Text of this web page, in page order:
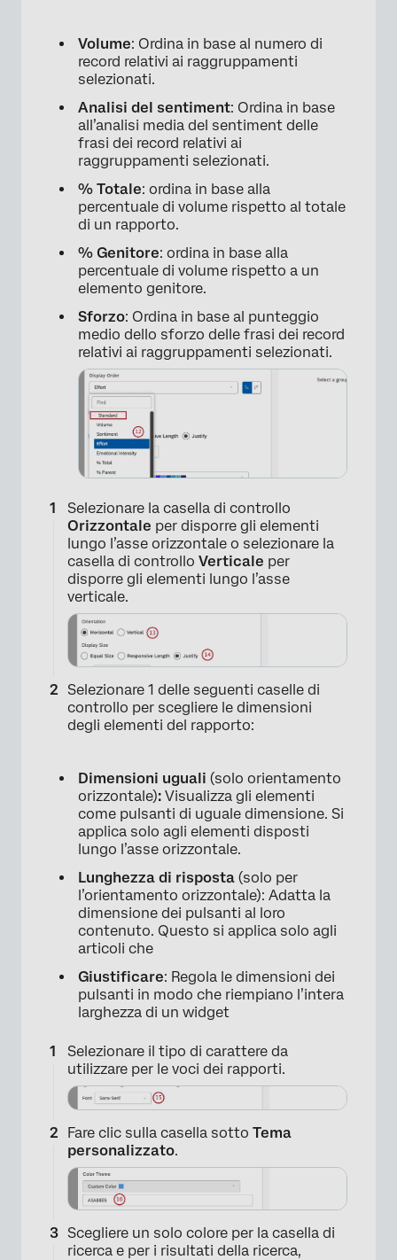
×
Volume: Ordina in base al numero di
record relativi ai raggruppamenti
selezionati.
Analisi del sentiment: Ordina in base
all’analisi media del sentiment delle
frasi dei record relativi ai
raggruppamenti selezionati.
% Totale: ordina in base alla
percentuale di volume rispetto al totale
di un rapporto.
% Genitore: ordina in base alla
percentuale di volume rispetto a un
elemento genitore.
Sforzo: Ordina in base al punteggio
medio dello sforzo delle frasi dei record
relativi ai raggruppamenti selezionati.
Selezionare la casella di controllo
Orizzontale per disporre gli elementi
lungo l’asse orizzontale o selezionare la
casella di controllo Verticale per
disporre gli elementi lungo l’asse
verticale.
Selezionare 1 delle seguenti caselle di
controllo per scegliere le dimensioni
degli elementi del rapporto:
Dimensioni uguali (solo orientamento
orizzontale): Visualizza gli elementi
come pulsanti di uguale dimensione. Si
applica solo agli elementi disposti
lungo l’asse orizzontale.
Lunghezza di risposta (solo per
l’orientamento orizzontale): Adatta la
dimensione dei pulsanti al loro
contenuto. Questo si applica solo agli
articoli che
Giustificare: Regola le dimensioni dei
pulsanti in modo che riempiano l’intera
larghezza di un widget
Selezionare il tipo di carattere da
utilizzare per le voci dei rapporti.
Fare clic sulla casella sotto Tema
personalizzato.
Scegliere un solo colore per la casella di
ricerca e per i risultati della ricerca,